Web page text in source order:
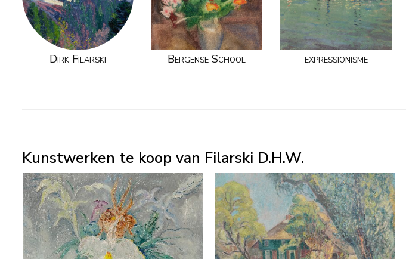
Dirk Filarski Bergense School expressionisme
Kunstwerken te koop van Filarski D.H.W.